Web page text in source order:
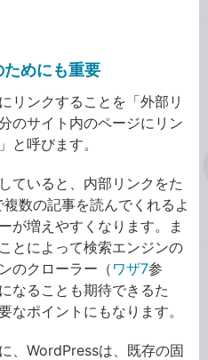
ためにも重要
リンクすることを「外部リ
のサイト内のページにリン
と呼びます。
ていると、内部リンクをた
数の記事を読んでくれるよ
が増えやすくなります。ま
とによって検索エンジンの
のクローラー（ ワザ7参
なることも期待できるた
なポイントにもなります。
、WordPressは、既存の固